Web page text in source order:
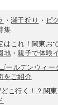
・ 潮干狩り ・ ピ
集
はこれ！関東お
地・親子で体験
ールデンウィ
をご紹介
こ行く！？関